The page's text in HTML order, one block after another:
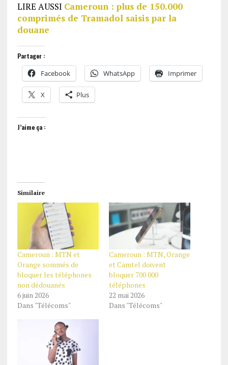
LIRE AUSSI Cameroun : plus de 150.000
comprimés de Tramadol saisis par la
douane
Partager :
Facebook WhatsApp Imprimer
X Plus
J’aime ça :
Similaire
Cameroun : MTN et
Orange sommés de
bloquer les téléphones
non dédouanés
6 juin 2026
Dans "Télécoms"
Cameroun : MTN, Orange
et Camtel doivent
bloquer 700 000
téléphones
22 mai 2026
Dans "Télécoms"